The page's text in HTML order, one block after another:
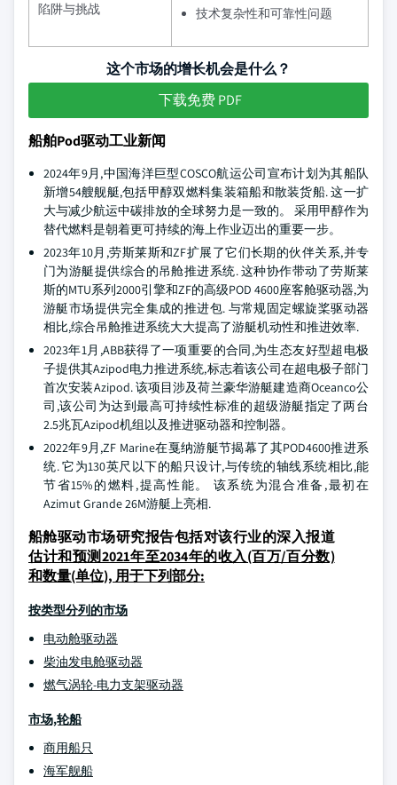
陷阱与挑战
技术复杂性和可靠性问题
这个市场的增长机会是什么？
下载免费 PDF
船舶Pod驱动工业新闻
2024年9月,中国海洋巨型COSCO航运公司宣布计划为其船队
新增54艘舰艇,包括甲醇双燃料集装箱船和散装货船. 这一扩
大与减少航运中碳排放的全球努力是一致的。 采用甲醇作为
替代燃料是朝着更可持续的海上作业迈出的重要一步。
2023年10月,劳斯莱斯和ZF扩展了它们长期的伙伴关系,并专
门为游艇提供综合的吊舱推进系统. 这种协作带动了劳斯莱
斯的MTU系列2000引擎和ZF的高级POD 4600座客舱驱动器,为
游艇市场提供完全集成的推进包. 与常规固定螺旋桨驱动器
相比,综合吊舱推进系统大大提高了游艇机动性和推进效率.
2023年1月,ABB获得了一项重要的合同,为生态友好型超电极
子提供其Azipod电力推进系统,标志着该公司在超电极子部门
首次安装Azipod. 该项目涉及荷兰豪华游艇建造商Oceanco公
司,该公司为达到最高可持续性标准的超级游艇指定了两台
2.5兆瓦Azipod机组以及推进驱动器和控制器。
2022年9月,ZF Marine在戛纳游艇节揭幕了其POD4600推进系
统. 它为130英尺以下的船只设计,与传统的轴线系统相比,能
节省15%的燃料,提高性能。 该系统为混合准备,最初在
Azimut Grande 26M游艇上亮相.
船舱驱动市场研究报告包括对该行业的深入报道
估计和预测2021年至2034年的收入(百万/百分数)
和数量(单位), 用于下列部分:
按类型分列的市场
电动舱驱动器
柴油发电舱驱动器
燃气涡轮-电力支架驱动器
市场,轮船
商用船只
海军舰船